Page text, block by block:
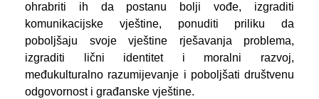
ohrabriti ih da postanu bolji vođe, izgraditi
komunikacijske vještine, ponuditi priliku da
poboljšaju svoje vještine rješavanja problema,
izgraditi lični identitet i moralni razvoj,
međukulturalno razumijevanje i poboljšati društvenu
odgovornost i građanske vještine.